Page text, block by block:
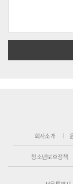
회사소개
청소년보호정책